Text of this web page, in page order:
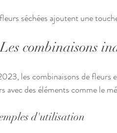
séchées ajoutent une
combinaisons
les combinaisons de fleurs
avec des éléments comme le
d'utilisation